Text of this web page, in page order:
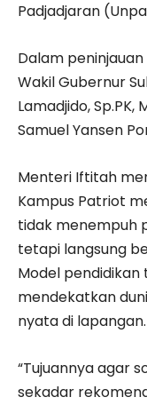
Padjadjaran
Dalam
Wakil Gubernur
Lamadjido, Sp.PK,
Samuel Yansen
Menteri Iftitah
Kampus Patriot
tidak menempuh
tetapi langsung
Model
mendekatkan
nyata di lapangan.
“Tujuannya agar
sekadar